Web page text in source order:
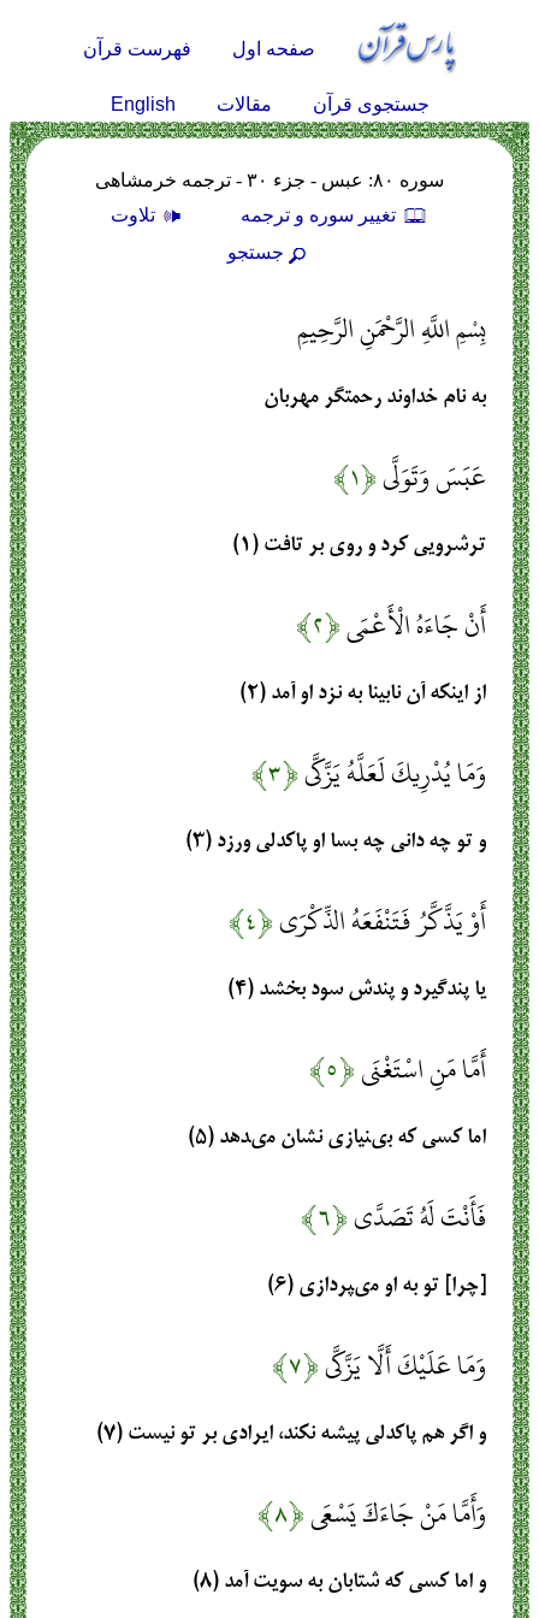
صفحه اول فهرست قرآن
جستجوی قرآن مقالات English
سوره ۸۰: عبس - جزء ۳۰ - ترجمه خرمشاهی
تغيير سوره و ترجمه
تلاوت
جستجو
بِسْمِ اللَّهِ الرَّحْمَنِ الرَّحِيمِ
به نام خداوند رحمتگر مهربان
عَبَسَ وَتَوَلَّى﴿۱﴾
ترشرويى كرد و روى بر تافت‏ (۱)
أَنْ جَاءَهُ الْأَعْمَى﴿۲﴾
از اينكه آن نابينا به نزد او آمد (۲)
وَمَا يُدْرِيكَ لَعَلَّهُ يَزَّكَّى﴿۳﴾
و تو چه دانى چه بسا او پاكدلى ورزد (۳)
أَوْ يَذَّكَّرُ فَتَنْفَعَهُ الذِّكْرَى﴿۴﴾
يا پندگيرد و پندش سود بخشد (۴)
أَمَّا مَنِ اسْتَغْنَى﴿۵﴾
اما كسى كه بى‏نيازى نشان مى‏دهد (۵)
فَأَنْتَ لَهُ تَصَدَّى﴿۶﴾
[چرا] تو به او مى‏پردازى‏ (۶)
وَمَا عَلَيْكَ أَلَّا يَزَّكَّى﴿۷﴾
و اگر هم پاكدلى پيشه نكند، ايرادى بر تو نيست‏ (۷)
وَأَمَّا مَنْ جَاءَكَ يَسْعَى﴿۸﴾
و اما كسى كه شتابان به سويت آمد (۸)